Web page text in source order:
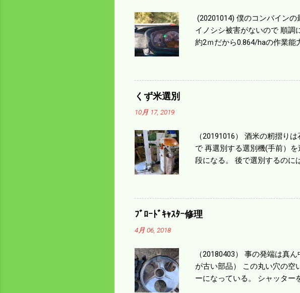
(20201014) 僕のコンバイン
イノシシ被害がないので 順調
約2ｍだから0.864/haの作業能
ｃｍ速いのがあったが 籾の
足している。 というより買っ
くず米選別
10月 17, 2019
（20191016） 酒米の籾摺り
で 再選別する選別機(手前）
段になる。 後で選別するのに
る。 籾摺りをしていてくず
う。 実感としては90が正し
っていた。 今年は7月の日照
いるという。 僕はウンカの被
ﾌﾞﾛｰﾄﾞｷｬｽﾀｰ修理
4月 06, 2018
（20180403） 事の発端は真
が古い部品） この丸い穴の空
ーになっている。 シャッター